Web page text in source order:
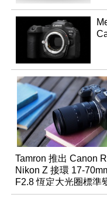
Tamron 推出 Canon
Nikon Z 接環 17-
F2.8 恆定大光圈標準
鏡